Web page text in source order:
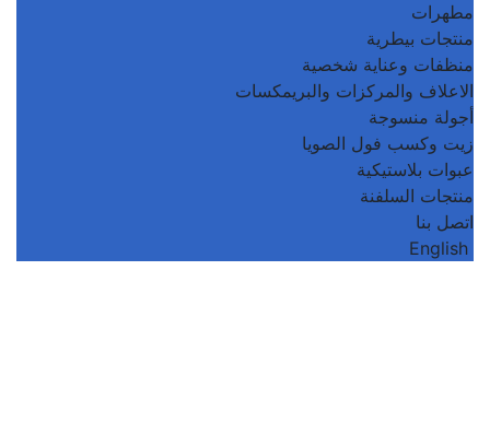
مطهرات
منتجات بيطرية
منظفات وعناية شخصية
الاعلاف والمركزات والبريمكسات
أجولة منسوجة
زيت وكسب فول الصويا
عبوات بلاستيكية
منتجات السلفنة
اتصل بنا
English